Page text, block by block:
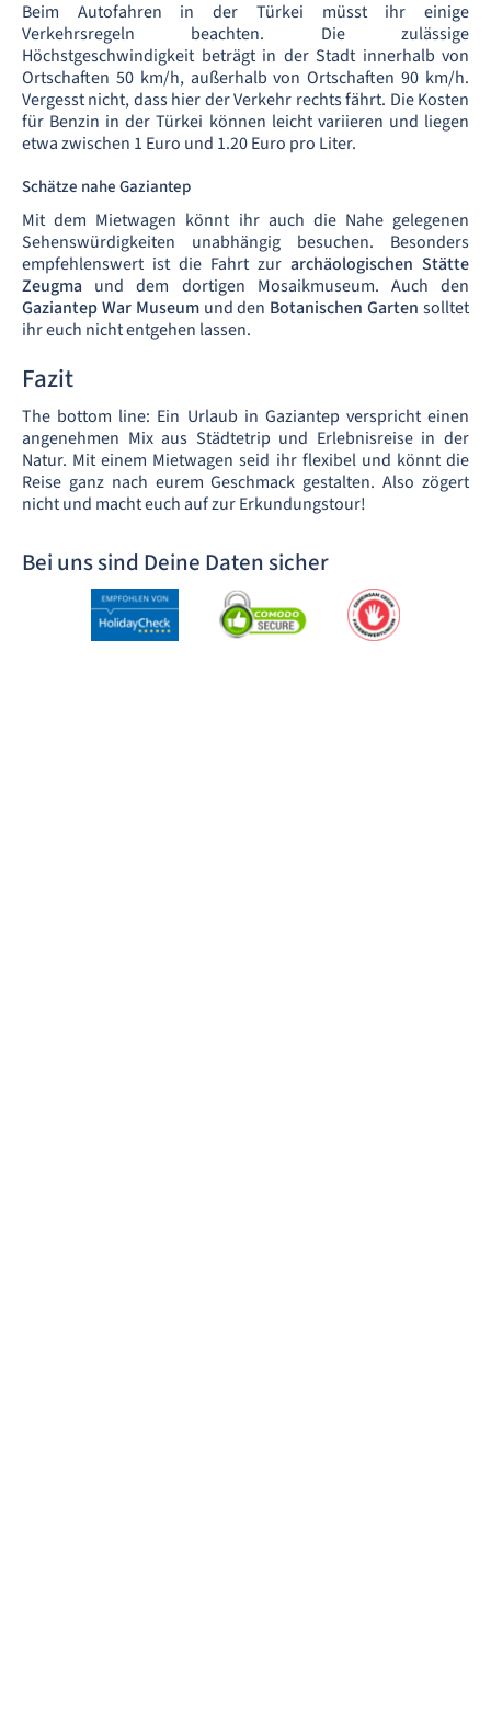
Beim Autofahren in der Türkei müsst ihr einige
Verkehrsregeln beachten. Die zulässige
Höchstgeschwindigkeit beträgt in der Stadt innerhalb von
Ortschaften 50 km/h, außerhalb von Ortschaften 90 km/h.
Vergesst nicht, dass hier der Verkehr rechts fährt. Die Kosten
für Benzin in der Türkei können leicht variieren und liegen
etwa zwischen 1 Euro und 1.20 Euro pro Liter.
Schätze nahe Gaziantep
Mit dem Mietwagen könnt ihr auch die Nahe gelegenen
Sehenswürdigkeiten unabhängig besuchen. Besonders
empfehlenswert ist die Fahrt zur archäologischen Stätte
Zeugma und dem dortigen Mosaikmuseum. Auch den
Gaziantep War Museumund den Botanischen Garten solltet
ihr euch nicht entgehen lassen.
Fazit
The bottom line: Ein Urlaub in Gaziantep verspricht einen
angenehmen Mix aus Städtetrip und Erlebnisreise in der
Natur. Mit einem Mietwagen seid ihr flexibel und könnt die
Reise ganz nach eurem Geschmack gestalten. Also zögert
nicht und macht euch auf zur Erkundungstour!
Bei uns sind Deine Daten sicher